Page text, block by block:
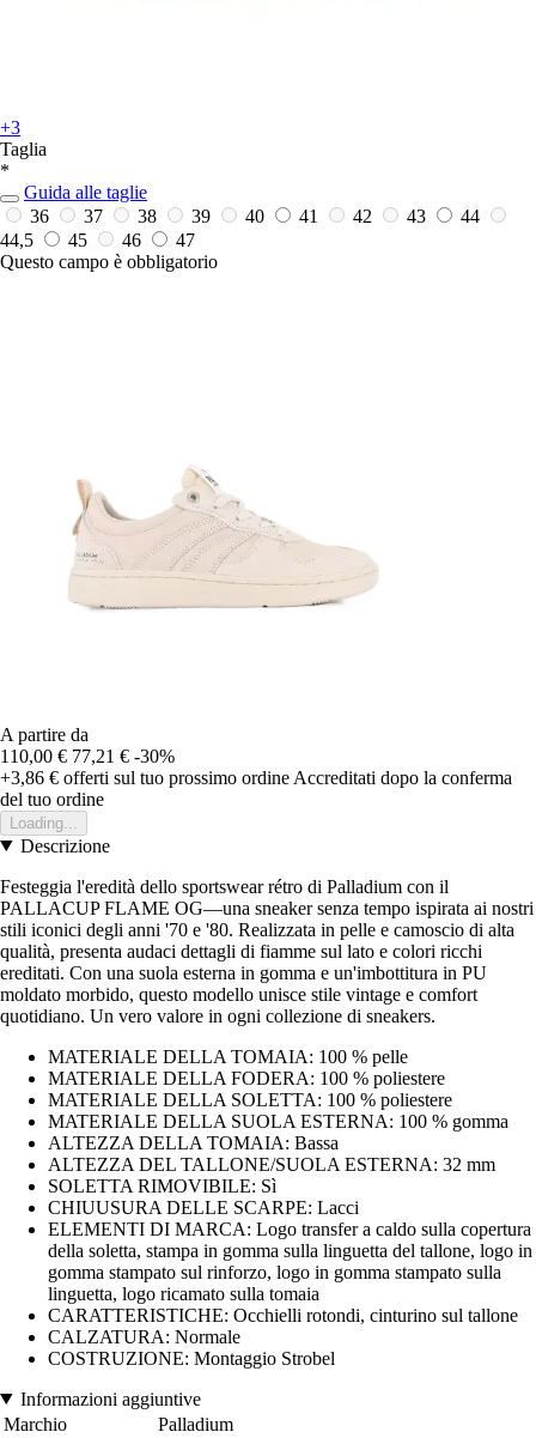
+3
Taglia
*
Guida alle taglie
36
37 38 39 40 41 42 43
44
44,5
45 46
47
Questo campo è obbligatorio
A partire da
110,00 € 77,21 € -30%
+3,86 € offerti sul tuo prossimo ordine Accreditati dopo la conferma
del tuo ordine
Loading...
Descrizione
Festeggia l'eredità dello sportswear rétro di Palladium con il
PALLACUP FLAME OG—una sneaker senza tempo ispirata ai nostri
stili iconici degli anni '70 e '80. Realizzata in pelle e camoscio di alta
qualità, presenta audaci dettagli di fiamme sul lato e colori ricchi
ereditati. Con una suola esterna in gomma e un'imbottitura in PU
moldato morbido, questo modello unisce stile vintage e comfort
quotidiano. Un vero valore in ogni collezione di sneakers.
MATERIALE DELLA TOMAIA: 100 % pelle
MATERIALE DELLA FODERA: 100 % poliestere
MATERIALE DELLA SOLETTA: 100 % poliestere
MATERIALE DELLA SUOLA ESTERNA: 100 % gomma
ALTEZZA DELLA TOMAIA: Bassa
ALTEZZA DEL TALLONE/SUOLA ESTERNA: 32 mm
SOLETTA RIMOVIBILE: Sì
CHIUUSURA DELLE SCARPE: Lacci
ELEMENTI DI MARCA: Logo transfer a caldo sulla copertura
della soletta, stampa in gomma sulla linguetta del tallone, logo in
gomma stampato sul rinforzo, logo in gomma stampato sulla
linguetta, logo ricamato sulla tomaia
CARATTERISTICHE: Occhielli rotondi, cinturino sul tallone
CALZATURA: Normale
COSTRUZIONE: Montaggio Strobel
Informazioni aggiuntive
Marchio
Palladium